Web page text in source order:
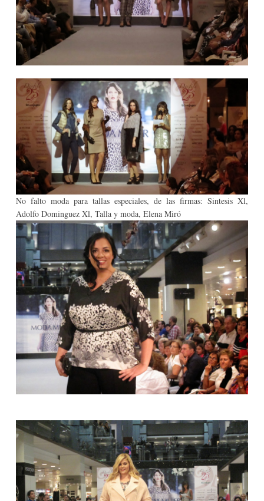
No falto moda para tallas especiales, de las firmas: Sintesis Xl,
Adolfo Dominguez Xl, Talla y moda, Elena Miró